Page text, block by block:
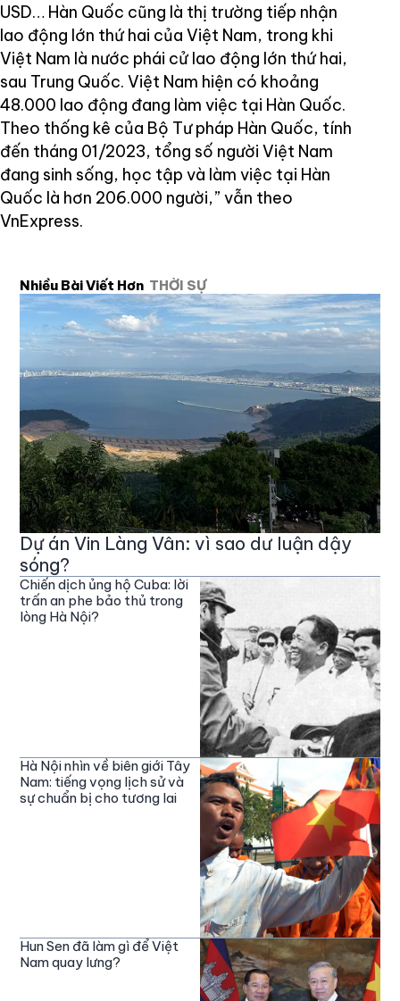
USD… Hàn Quốc cũng là thị trường tiếp nhận
lao động lớn thứ hai của Việt Nam, trong khi
Việt Nam là nước phái cử lao động lớn thứ hai,
sau Trung Quốc. Việt Nam hiện có khoảng
48.000 lao động đang làm việc tại Hàn Quốc.
Theo thống kê của Bộ Tư pháp Hàn Quốc, tính
đến tháng 01/2023, tổng số người Việt Nam
đang sinh sống, học tập và làm việc tại Hàn
Quốc là hơn 206.000 người,” vẫn theo
VnExpress.
Nhiều Bài Viết Hơn THỜI SỰ
Dự án Vin Làng Vân: vì sao dư luận dậy
sóng?
Chiến dịch ủng hộ Cuba: lời
trấn an phe bảo thủ trong
lòng Hà Nội?
Hà Nội nhìn về biên giới Tây
Nam: tiếng vọng lịch sử và
sự chuẩn bị cho tương lai
Hun Sen đã làm gì để Việt
Nam quay lưng?